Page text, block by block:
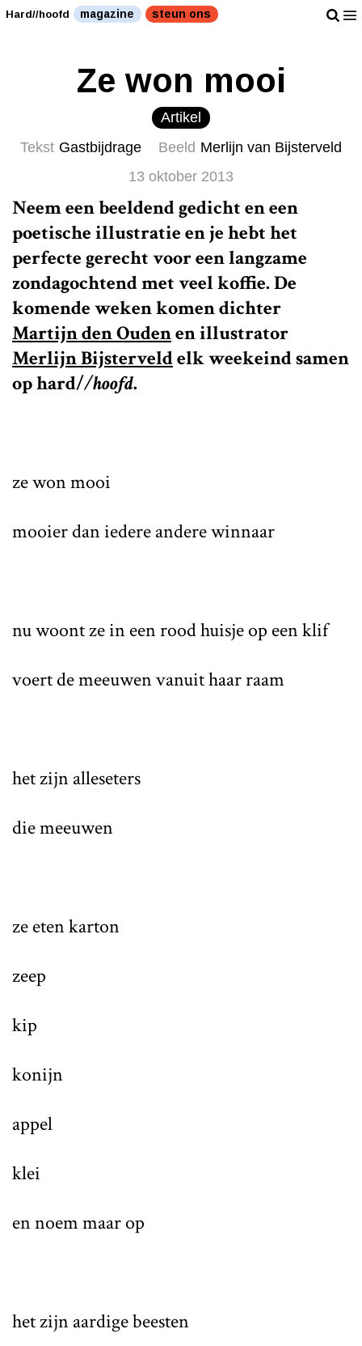
Hard//hoofd magazine steun ons
Ze won mooi
Artikel
Tekst Gastbijdrage Beeld Merlijn van Bijsterveld
13 oktober 2013
Neem een beeldend gedicht en een
poetische illustratie en je hebt het
perfecte gerecht voor een langzame
zondagochtend met veel koffie. De
komende weken komen dichter
Martijn den Oudenen illustrator
Merlijn Bijsterveldelk weekeind samen
ophard//hoofd.
ze won mooi
mooier dan iedere andere winnaar
nu woont ze in een rood huisje op een klif
voert de meeuwen vanuit haar raam
het zijn alleseters
die meeuwen
ze eten karton
zeep
kip
konijn
appel
klei
en noem maar op
het zijn aardige beesten